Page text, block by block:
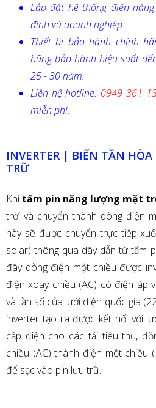
Lắp đặt hệ thống điện
đình và doanh nghiệp.
Thiết bị bảo hành chính
hãng bảo hành hiệu suất
25 - 30 năm.
Liên hệ hotline: 0949 361
miễn phí.
INVERTER | BIẾN TẦN
TRỮ
Khi tấm pin năng lượng mặt
trời và chuyển thành dòng điện
này sẽ được chuyển trực tiếp
solar) thông qua dây dẫn từ tấm
đây dòng điện một chiều được
điện xoay chiều (AC) có điện áp
và tần số của lưới điện quốc gia
inverter tạo ra được kết nối với
cấp điện cho các tải tiêu thụ,
chiều (AC) thành điện một chiều
để sạc vào pin lưu trữ.